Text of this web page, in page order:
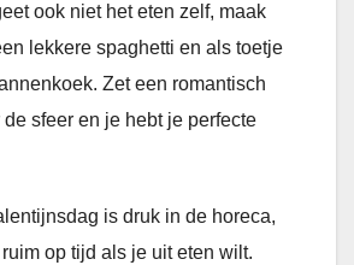
ook niet het eten zelf, maak
lekkere spaghetti en als toetje
Zet een romantisch
sfeer en je hebt je perfecte
is druk in de horeca,
op tijd als je uit eten wilt.